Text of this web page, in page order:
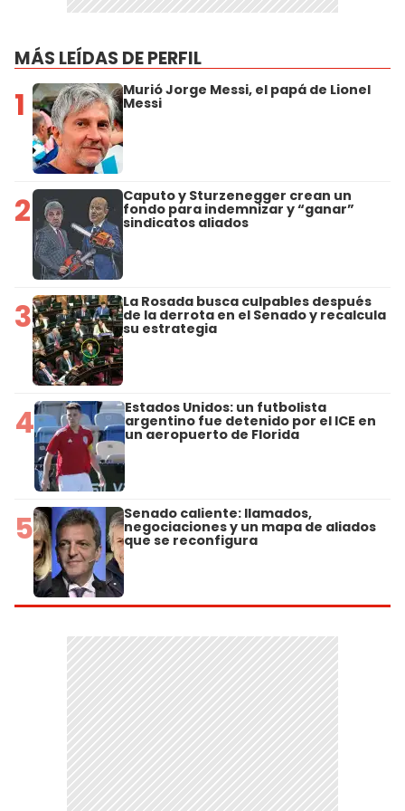
MÁS LEÍDAS DE PERFIL
1 Murió Jorge Messi, el papá de Lionel
Messi
2 Caputo y Sturzenegger crean un
fondo para indemnizar y “ganar”
sindicatos aliados
3 La Rosada busca culpables después
de la derrota en el Senado y recalcula
su estrategia
4 Estados Unidos: un futbolista
argentino fue detenido por el ICE en
un aeropuerto de Florida
5 Senado caliente: llamados,
negociaciones y un mapa de aliados
que se reconfigura